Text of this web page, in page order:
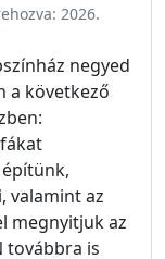
2026.
negyed
a következő
valamint az
megnyitjuk az
továbbra is